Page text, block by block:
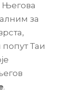
Његова
за
Таи
.